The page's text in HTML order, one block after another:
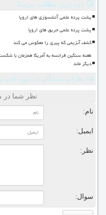
تازه ترین مطالب مرتبط
پشت پرده علمی آتشسوزی های اروپا
پشت پرده علمی حریق های اروپا
کشف آنزیمی که پیری را معکوس می کند
طعنه سنگین فرانسه به آمریکا همزمان با
دیگر ماند
نظرات بینندگان در مورد این
نظر شما در
نام:
ایمیل:
نظر:
سوال: